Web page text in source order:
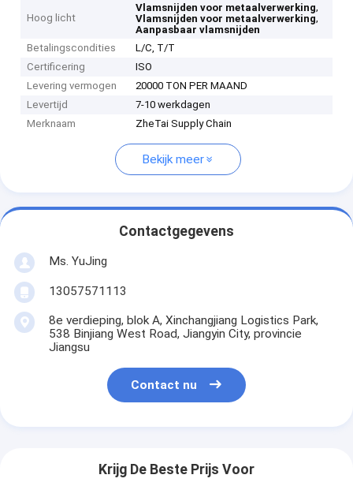
Hoog licht
Vlamsnijden voor metaalverwerking,
Vlamsnijden voor metaalverwerking,
Aanpasbaar vlamsnijden
Betalingscondities
L/C, T/T
Certificering
ISO
Levering vermogen
20000 TON PER MAAND
Levertijd
7-10 werkdagen
Merknaam
ZheTai Supply Chain
Bekijk meer
Contactgegevens
Ms. YuJing
13057571113
8e verdieping, blok A, Xinchangjiang Logistics Park,
538 Binjiang West Road, Jiangyin City, provincie
Jiangsu
Contact nu
Krijg De Beste Prijs Voor